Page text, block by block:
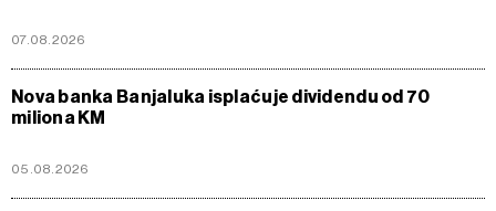
07.08.2026
Nova banka Banjaluka isplaćuje dividendu od 70
miliona KM
05.08.2026